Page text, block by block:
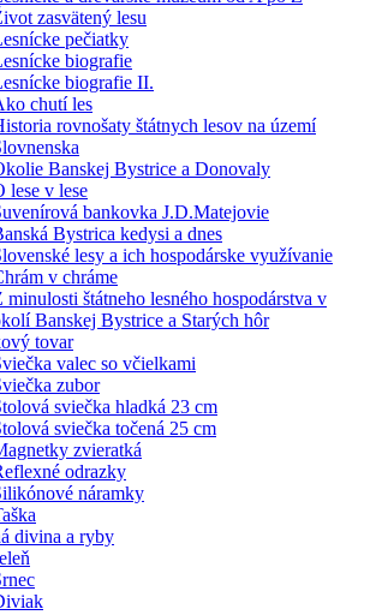
zasvätený lesu
pečiatky
biografie
biografie II.
chutí les
rovnošaty štátnych lesov na území
Banskej Bystrice a Donovaly
lese v lese
bankovka J.D.Matejovie
Bystrica kedysi a dnes
lesy a ich hospodárske využívanie
v chráme
minulosti štátneho lesného hospodárstva v
Banskej Bystrice a Starých hôr
tovar
valec so včielkami
zubor
sviečka hladká 23 cm
sviečka točená 25 cm
zvieratká
odrazky
náramky
divina a ryby